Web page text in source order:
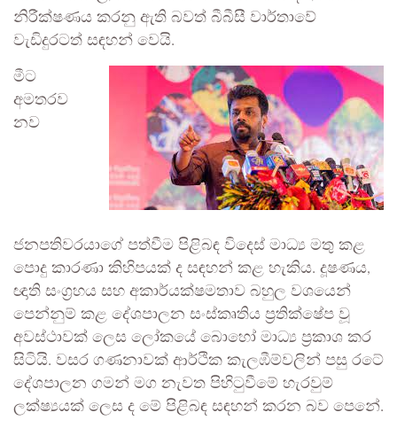
නිරීක්ෂණය කරනු ඇති බවත් බීබීසී වාර්තාවේ
වැඩිදුරටත් සඳහන් වෙයි.
මීට
අමතරව
නව
ජනපතිවරයාගේ පත්වීම පිළිබඳ විදෙස් මාධ්‍ය මතු කළ
පොදු කාරණා කිහිපයක් ද සඳහන් කළ හැකිය. දූෂණය,
ඥාති සංග්‍රහය සහ අකාර්යක්ෂමතාව බහුල වශයෙන්
පෙන්නුම් කළ දේශපාලන සංස්කෘතිය ප්‍රතික්ෂේප වූ
අවස්ථාවක් ලෙස ලෝකයේ බොහෝ මාධ්‍ය ප්‍රකාශ කර
සිටියි. වසර ගණනාවක් ආර්ථික කැලඹීම්වලින් පසු රටේ
දේශපාලන ගමන් මග නැවත පිහිටුවීමේ හැරවුම්
ලක්ෂ්‍යයක් ලෙස ද මේ පිළිබඳ සඳහන් කරන බව පෙනේ.